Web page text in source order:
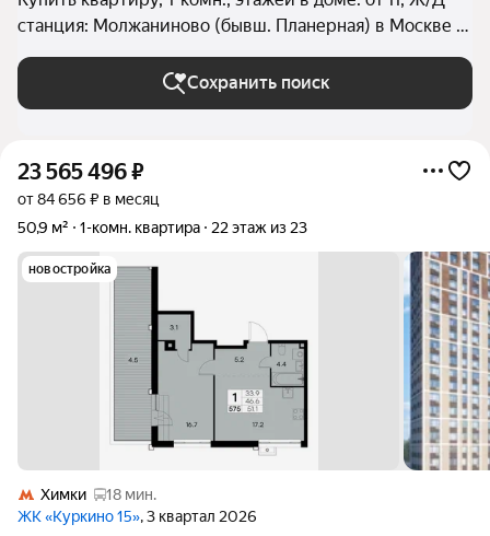
станция: Молжаниново (бывш. Планерная) в Москве и
МО
Сохранить поиск
23 565 496₽
от 84 656 ₽ в месяц
50,9 м²
1-комн. квартира 22 этаж из 23
новостройка
Химки
18 мин.
ЖК «Куркино 15», 3 квартал 2026